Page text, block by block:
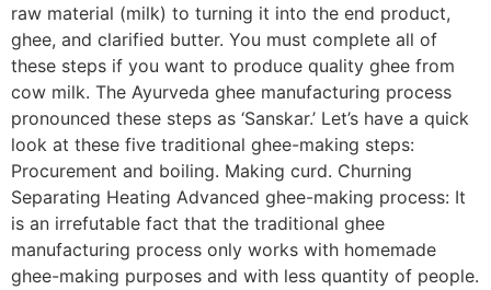
raw material (milk) to turning it into the end product,
ghee, and clarified butter. You must complete all of
these steps if you want to produce quality ghee from
cow milk. The Ayurveda ghee manufacturing process
pronounced these steps as ‘Sanskar.’ Let’s have a quick
look at these five traditional ghee-making steps:
Procurement and boiling. Making curd. Churning
Separating Heating Advanced ghee-making process: It
is an irrefutable fact that the traditional ghee
manufacturing process only works with homemade
ghee-making purposes and with less quantity of people.